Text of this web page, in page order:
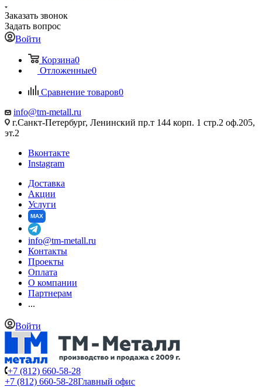
Заказать звонок
Задать вопрос
Войти
Корзина0
Отложенные0
Сравнение товаров0
info@tm-metall.ru
г.Санкт-Петербург, Ленинский пр.т 144 корп. 1 стр.2 оф.205,
эт.2
Вконтакте
Instagram
Доставка
Акции
Услуги
MAX
info@tm-metall.ru
Контакты
Проекты
Оплата
О компании
Партнерам
...
Войти
+7 (812) 660-58-28
+7 (812) 660-58-28Главный офис